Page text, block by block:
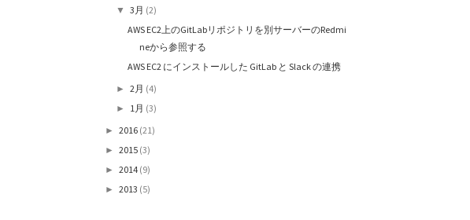
▼ 3月 (2)
AWS EC2上のGitLabリポジトリを別サーバーのRedmi
neから参照する
AWS EC2 にインストールした GitLab と Slack の連携
► 2月 (4)
► 1月 (3)
► 2016 (21)
► 2015 (3)
► 2014 (9)
► 2013 (5)